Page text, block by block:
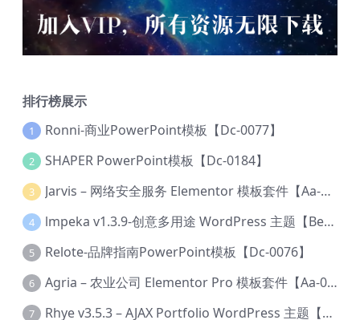
排行榜展示
1 Ronni-商业PowerPoint模板【Dc-0077】
2 SHAPER PowerPoint模板【Dc-0184】
3 Jarvis – 网络安全服务 Elementor 模板套件【Aa-0035】
4 lmpeka v1.3.9-创意多用途 WordPress 主题【Be-0064】
5 Relote-品牌指南PowerPoint模板【Dc-0076】
6 Agria – 农业公司 Elementor Pro 模板套件【Aa-0003】
7 Rhye v3.5.3 – AJAX Portfolio WordPress 主题【Bi-0049】